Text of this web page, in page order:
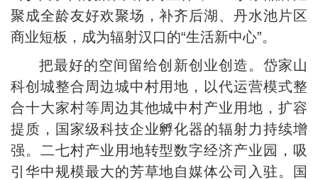
聚成全龄友好欢聚场，补齐后湖、丹水池片区
商业短板，成为辐射汉口的“生活新中心”。
把最好的空间留给创新创业创造。岱家山
科创城整合周边城中村用地，以代运营模式整
合十大家村等周边其他城中村产业用地，扩容
提质，国家级科技企业孵化器的辐射力持续增
强。二七村产业用地转型数字经济产业园，吸
引华中规模最大的芳草地自媒体公司入驻。国